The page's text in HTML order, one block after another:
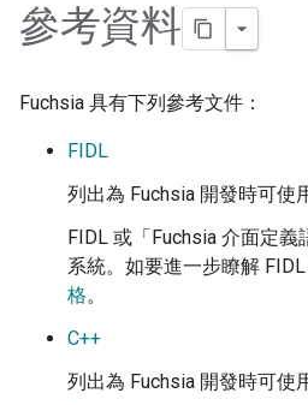
參考資料
Fuchsia 具有下列參考文件：
FIDL
列出為 Fuchsia 開發時可使
FIDL 或「Fuchsia 介面定義
系統。如要進一步瞭解
格。
C++
列出為 Fuchsia 開發時可使